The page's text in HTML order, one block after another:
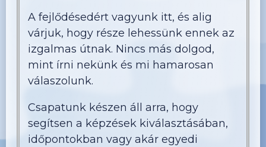
A fejlődésedért vagyunk itt, és alig
várjuk, hogy része lehessünk ennek az
izgalmas útnak. Nincs más dolgod,
mint írni nekünk és mi hamarosan
válaszolunk.
Csapatunk készen áll arra, hogy
segítsen a képzések kiválasztásában,
időpontokban vagy akár egyedi